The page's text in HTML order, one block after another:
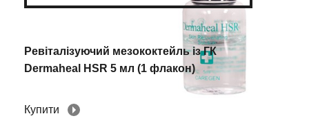
Ревіталізуючий мезококтейль із ГК
Dermaheal HSR 5 мл (1 флакон)
Купити